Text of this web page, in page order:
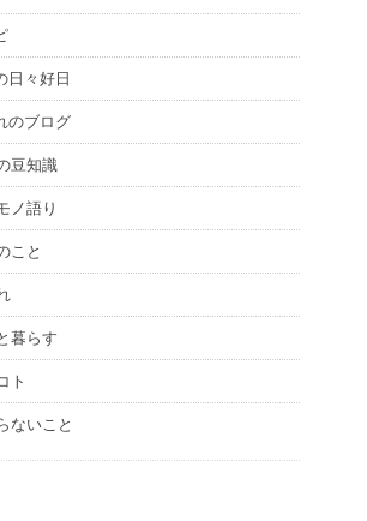
日々好日
のブログ
豆知識
ノ語り
こと
暮らす
ト
ないこと